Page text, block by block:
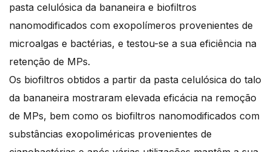
pasta celulósica da bananeira e biofiltros
nanomodificados com exopolímeros provenientes de
microalgas e bactérias, e testou-se a sua eficiência na
retenção de MPs.
Os biofiltros obtidos a partir da pasta celulósica do talo
da bananeira mostraram elevada eficácia na remoção
de MPs, bem como os biofiltros nanomodificados com
substâncias exopoliméricas provenientes de